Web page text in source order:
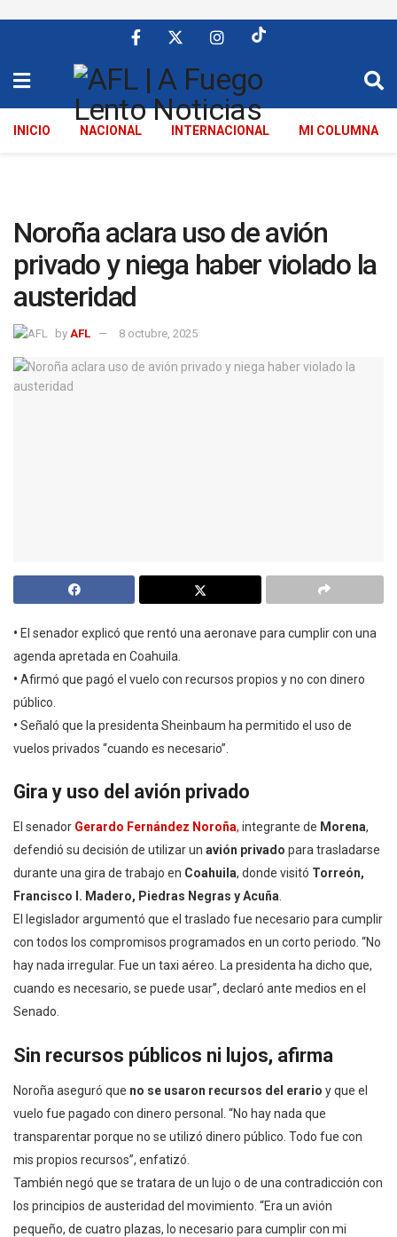
INICIO NACIONAL INTERNACIONAL MI COLUMNA
Noroña aclara uso de avión
privado y niega haber violado la
austeridad
by AFL 8 octubre, 2025
• El senador explicó que rentó una aeronave para cumplir con una
agenda apretada en Coahuila.
• Afirmó que pagó el vuelo con recursos propios y no con dinero
público.
• Señaló que la presidenta Sheinbaum ha permitido el uso de
vuelos privados “cuando es necesario”.
Gira y uso del avión privado
El senador Gerardo Fernández Noroña, integrante de Morena,
defendió su decisión de utilizar un avión privado para trasladarse
durante una gira de trabajo en Coahuila, donde visitó Torreón,
Francisco I. Madero, Piedras Negras y Acuña.
El legislador argumentó que el traslado fue necesario para cumplir
con todos los compromisos programados en un corto periodo. “No
hay nada irregular. Fue un taxi aéreo. La presidenta ha dicho que,
cuando es necesario, se puede usar”, declaró ante medios en el
Senado.
Sin recursos públicos ni lujos, afirma
Noroña aseguró que no se usaron recursos del erario y que el
vuelo fue pagado con dinero personal. “No hay nada que
transparentar porque no se utilizó dinero público. Todo fue con
mis propios recursos”, enfatizó.
También negó que se tratara de un lujo o de una contradicción con
los principios de austeridad del movimiento. “Era un avión
pequeño, de cuatro plazas, lo necesario para cumplir con mi